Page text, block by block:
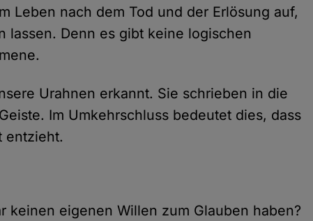
Leben nach dem Tod und der Erlösung auf,
lassen. Denn es gibt keine logischen
Urahnen erkannt. Sie schrieben in die
Im Umkehrschluss bedeutet dies, dass
entzieht.
keinen eigenen Willen zum Glauben haben?